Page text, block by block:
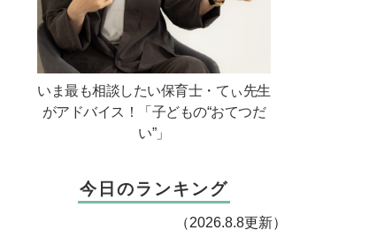
いま最も相談したい保育士・てぃ先生
がアドバイス！「子どもの“おてつだ
い”」
今日のランキング
（2026.8.8更新）